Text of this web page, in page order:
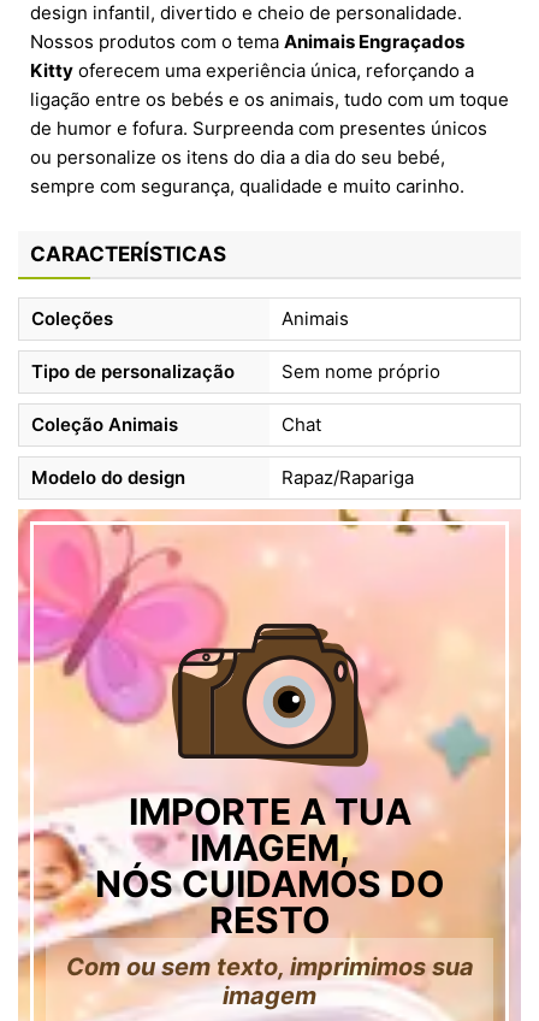
design infantil, divertido e cheio de personalidade.
Nossos produtos com o tema Animais Engraçados
Kitty oferecem uma experiência única, reforçando a
ligação entre os bebés e os animais, tudo com um toque
de humor e fofura. Surpreenda com presentes únicos
ou personalize os itens do dia a dia do seu bebé,
sempre com segurança, qualidade e muito carinho.
CARACTERÍSTICAS
Coleções Animais
Tipo de personalização Sem nome próprio
Coleção Animais Chat
Modelo do design Rapaz/Rapariga
IMPORTE A TUA
IMAGEM,
NÓS CUIDAMOS DO
RESTO
Com ou sem texto, imprimimos sua
imagem